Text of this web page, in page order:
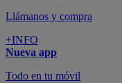
Llámanos y compra
+INFO
Nueva app
Todo en tu móvil